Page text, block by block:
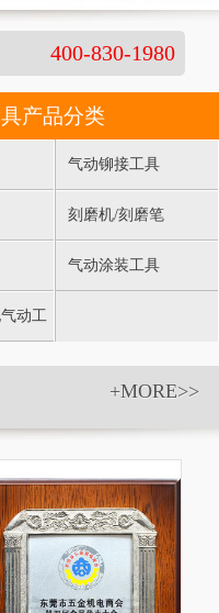
400-830-1980
产品分类
气动铆接工具
刻磨机/刻磨笔
气动涂装工具
动工
+MORE>>